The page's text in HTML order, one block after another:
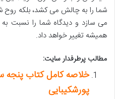
شما را به چالش می کشد، بلکه روح
می سازد و دیدگاه شما را نسبت
همیشه تغییر خواهد داد.
مطالب پرطرفدار سایت:
خلاصه کامل کتاب پنجه
پورشکیبایی